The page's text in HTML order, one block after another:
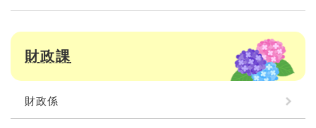
財政課
財政係